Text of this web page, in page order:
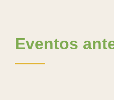
Eventos